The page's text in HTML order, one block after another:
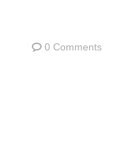
0 Comments